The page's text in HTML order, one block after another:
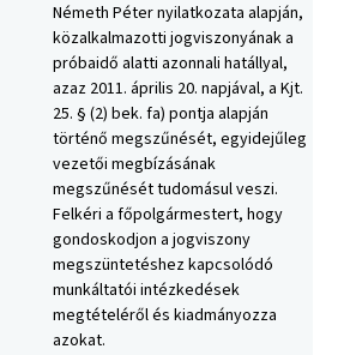
Németh Péter nyilatkozata alapján,
közalkalmazotti jogviszonyának a
próbaidő alatti azonnali hatállyal,
azaz 2011. április 20. napjával, a Kjt.
25. § (2) bek. fa) pontja alapján
történő megszűnését, egyidejűleg
vezetői megbízásának
megszűnését tudomásul veszi.
Felkéri a főpolgármestert, hogy
gondoskodjon a jogviszony
megszüntetéshez kapcsolódó
munkáltatói intézkedések
megtételéről és kiadmányozza
azokat.